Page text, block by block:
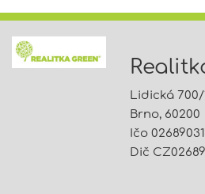
Lidická 700/
Brno, 60200
Ičo 02689031
Dič